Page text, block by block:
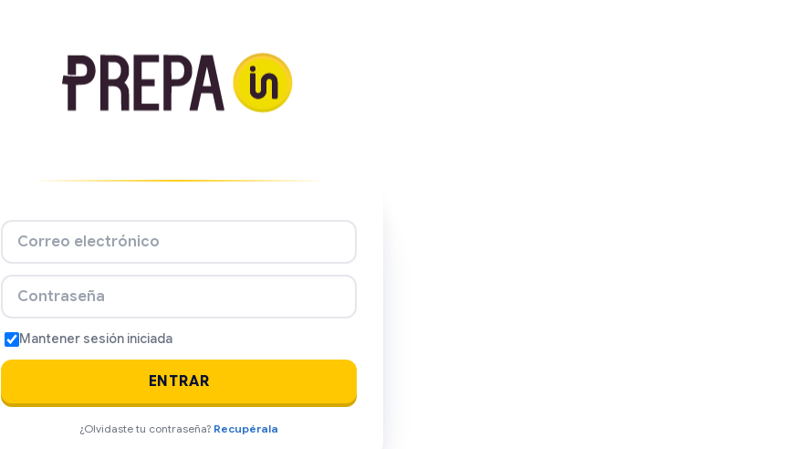
Correo electrónico
Contraseña
Mantener sesión iniciada
ENTRAR
¿Olvidaste tu contraseña? Recupérala